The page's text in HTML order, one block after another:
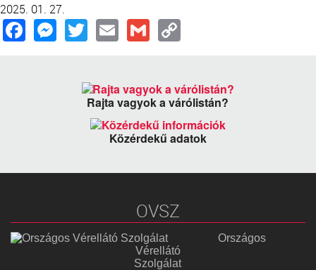
2025. 01. 27.
Facebook
Messenger
TwitterEmailGmail
Rajta vagyok a várólistán?
Közérdekű adatok
OVSZ
Országos
Vérellátó
Szolgálat